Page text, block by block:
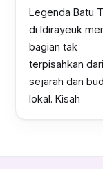
Legenda Batu
di Idirayeuk
bagian tak
terpisahkan dari
sejarah dan
lokal. Kisah